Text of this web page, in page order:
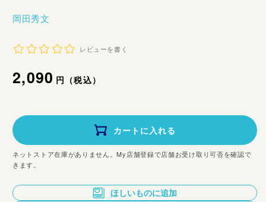
岡田秀文
レビューを書く
通
価
格
2,090円（税込）
カートに入れる
ネットストア在庫がありません。My店舗登録で店舗お受け取り可否を確認で
きます。
ほしいものに追加